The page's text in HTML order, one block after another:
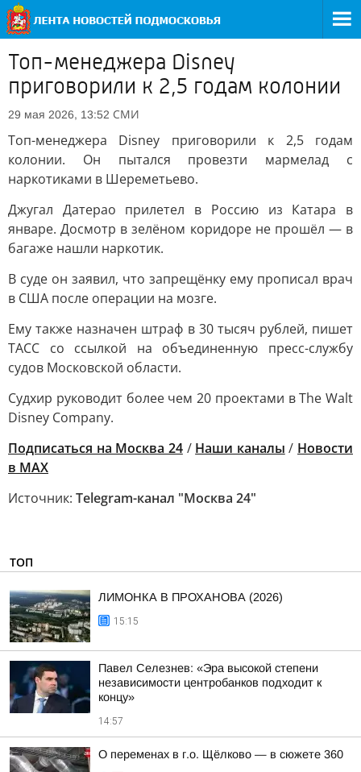
Топ-менеджера Disney
приговорили к 2,5 годам колонии
29 мая 2026, 13:52 СМИ
Топ-менеджера Disney приговорили к 2,5 годам
колонии. Он пытался провезти мармелад с
наркотиками в Шереметьево.
Джугал Датерао прилетел в Россию из Катара в
январе. Досмотр в зелёном коридоре не прошёл — в
багаже нашли наркотик.
В суде он заявил, что запрещёнку ему прописал врач
в США после операции на мозге.
Ему также назначен штраф в 30 тысяч рублей, пишет
ТАСС со ссылкой на объединенную пресс-службу
судов Московской области.
Судхир руководит более чем 20 проектами в The Walt
Disney Company.
Подписаться на Москва 24/ Наши каналы / Новости
в MAX
Источник: Telegram-канал "Москва 24"
ТОП
ЛИМОНКА В ПРОХАНОВА (2026)
15:15
Павел Селезнев: «Эра высокой степени
независимости центробанков подходит к
концу»
14:57
О переменах в г.о. Щёлково — в сюжете 360